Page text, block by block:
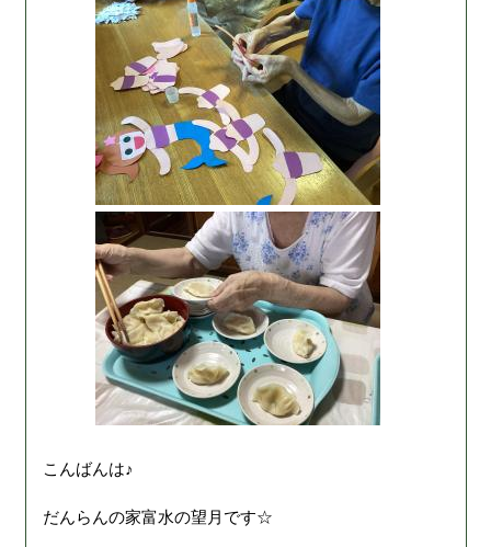
こんばんは♪
だんらんの家富水の望月です☆